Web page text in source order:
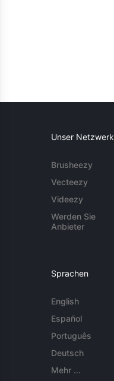
Unser Netzwerk
Brusheezy
Vecteezy
Videezy
Werden Sie
Anbieter
Sprachen
English
Español
Português
Deutsch
Mehr ...